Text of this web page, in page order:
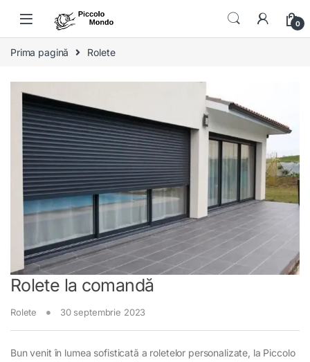
0
Prima pagină Rolete
Rolete la comandă
Rolete 30 septembrie 2023
Bun venit în lumea sofisticată a roletelor personalizate, la Piccolo